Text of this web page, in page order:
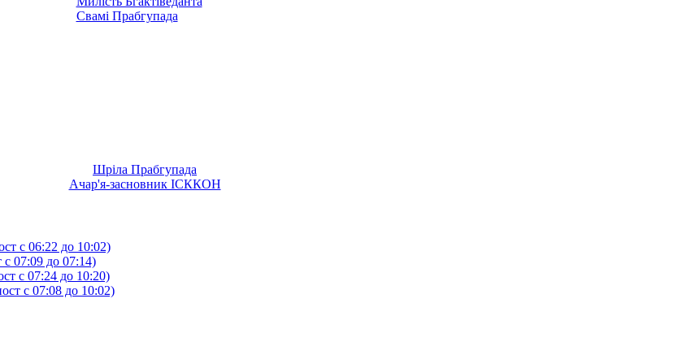
Шріла Прабгупада
Ачар'я-засновник ІСККОН
с 06:22 до 10:02)
07:09 до 07:14)
с 07:24 до 10:20)
с 07:08 до 10:02)